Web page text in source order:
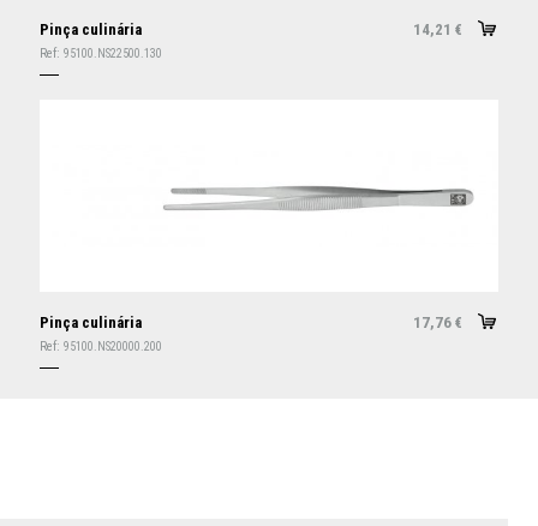
Pinça culinária 14,21 €
Ref: 95100.NS22500.130
Pinça culinária 17,76 €
Ref: 95100.NS20000.200